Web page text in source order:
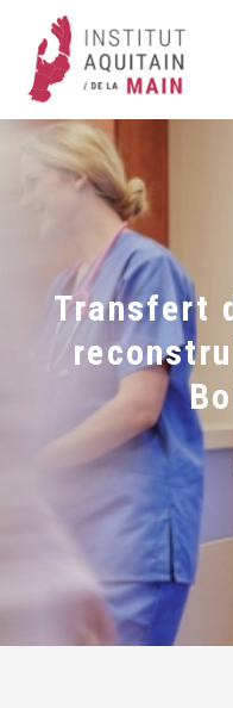
VOUS AVEZ
Transfert